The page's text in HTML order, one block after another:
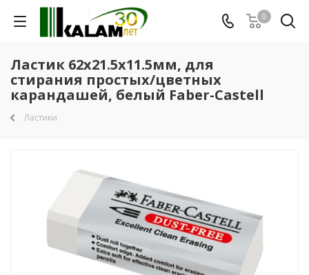
0
Ластик 62x21.5x11.5мм, для
стирания простых/цветных
карандашей, белый Faber-Castell
Ластики